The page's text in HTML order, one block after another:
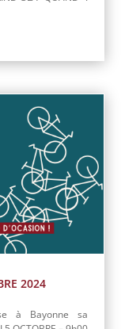
2024
à Bayonne sa